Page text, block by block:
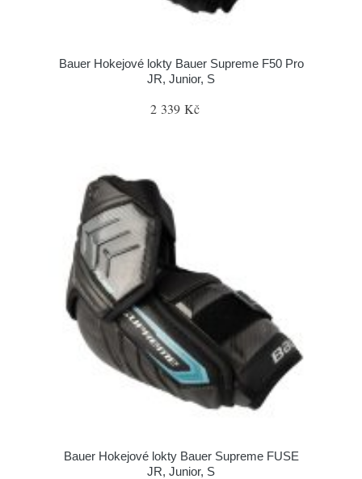
Bauer Hokejové lokty Bauer Supreme F50 Pro
JR, Junior, S
2 339 Kč
Bauer Hokejové lokty Bauer Supreme FUSE
JR, Junior, S